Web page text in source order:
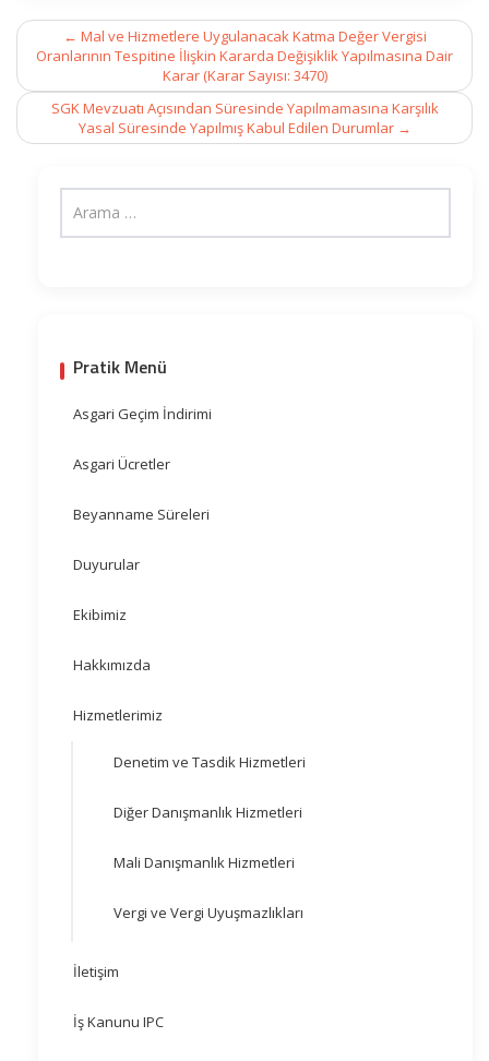
Post
navigation
← Mal ve Hizmetlere Uygulanacak Katma Değer Vergisi
Oranlarının Tespitine İlişkin Kararda Değişiklik Yapılmasına Dair
Karar (Karar Sayısı: 3470)
SGK Mevzuatı Açısından Süresinde Yapılmamasına Karşılık
Yasal Süresinde Yapılmış Kabul Edilen Durumlar →
Pratik Menü
Asgari Geçim İndirimi
Asgari Ücretler
Beyanname Süreleri
Duyurular
Ekibimiz
Hakkımızda
Hizmetlerimiz
Denetim ve Tasdik Hizmetleri
Diğer Danışmanlık Hizmetleri
Mali Danışmanlık Hizmetleri
Vergi ve Vergi Uyuşmazlıkları
İletişim
İş Kanunu IPC